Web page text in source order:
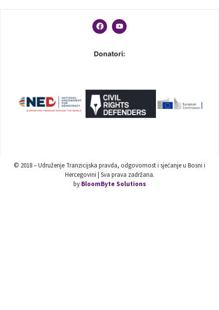
Donatori:
© 2018 – Udruženje Tranzicijska pravda, odgovornost i sjećanje u Bosni i
Hercegovini | Sva prava zadržana.
by BloomByte Solutions